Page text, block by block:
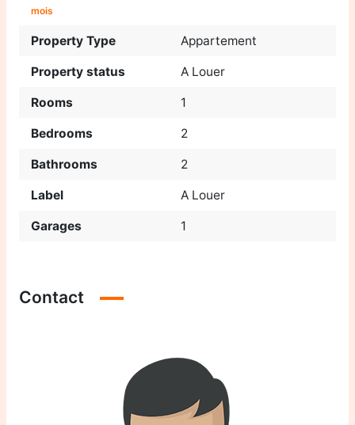
mois
Property Type Appartement
Property status A Louer
Rooms 1
Bedrooms 2
Bathrooms 2
Label A Louer
Garages 1
Contact